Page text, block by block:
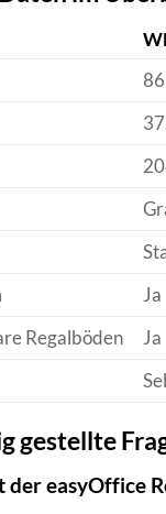
Ja
Regalböden
Ja
gestellte
der easyOffice